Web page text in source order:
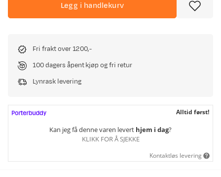
Legg i handlekurv
Fri frakt over 1200,-
100 dagers åpent kjøp og fri retur
Lynrask levering
Alltid først!
Kan jeg få denne varen levert hjem i dag?
KLIKK FOR Å SJEKKE
Kontaktløs levering